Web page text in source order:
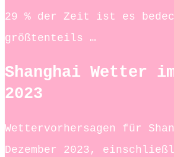
29 % der Zeit ist es
größtenteils …
Shanghai Wetter
2023
Wettervorhersagen für
Dezember 2023,